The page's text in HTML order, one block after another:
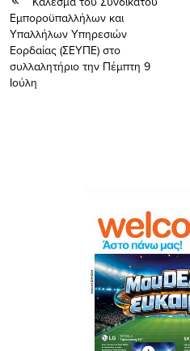
Εμποροϋπαλλήλων και
Υπαλλήλων Υπηρεσιών
Εορδαίας (ΣΕΥΠΕ) στο
συλλαλητήριο την Πέμπτη 9
Ιούλη